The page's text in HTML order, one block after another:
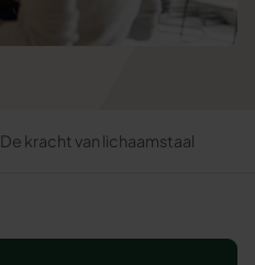
De kracht van lichaamstaal